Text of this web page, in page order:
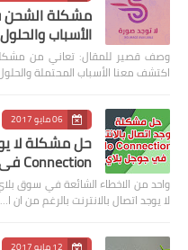
الأسباب
اكتشف معنا الأسباب المحتملة
06 مايو 2017
Connection في جوجل بلاي
واحد من الاخطاء الشائعة في سوق
لا يوجد اتصال بالانترنت بالرغم من ان ا…